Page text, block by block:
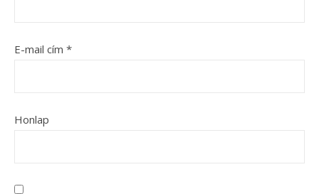
E-mail cím *
Honlap